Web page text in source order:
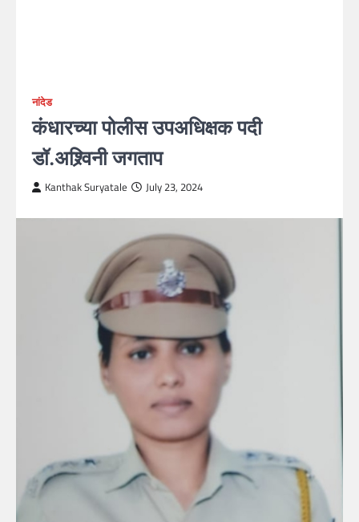
नांदेड
कंधारच्या पोलीस उपअधिक्षक पदी
डॉ.अश्र्विनी जगताप
Kanthak Suryatale July 23, 2024